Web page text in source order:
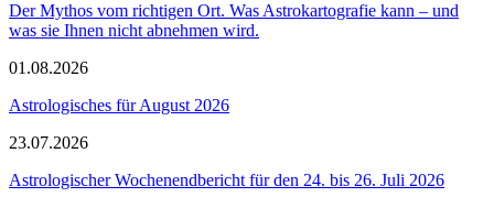
Der Mythos vom richtigen Ort. Was Astrokartografie kann – und
was sie Ihnen nicht abnehmen wird.
01.08.2026
Astrologisches für August 2026
23.07.2026
Astrologischer Wochenendbericht für den 24. bis 26. Juli 2026